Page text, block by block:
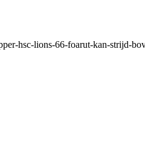
hsc-lions-66-foarut-kan-strijd-